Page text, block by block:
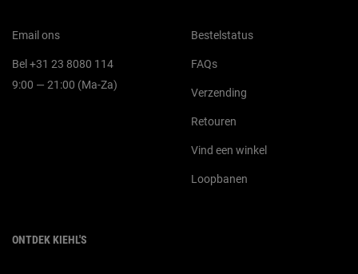
Email ons
Bel +31 23 8080 114
9:00 — 21:00 (Ma-Za)
Bestelstatus
FAQs
Verzending
Retouren
Vind een winkel
Loopbanen
ONTDEK KIEHL'S